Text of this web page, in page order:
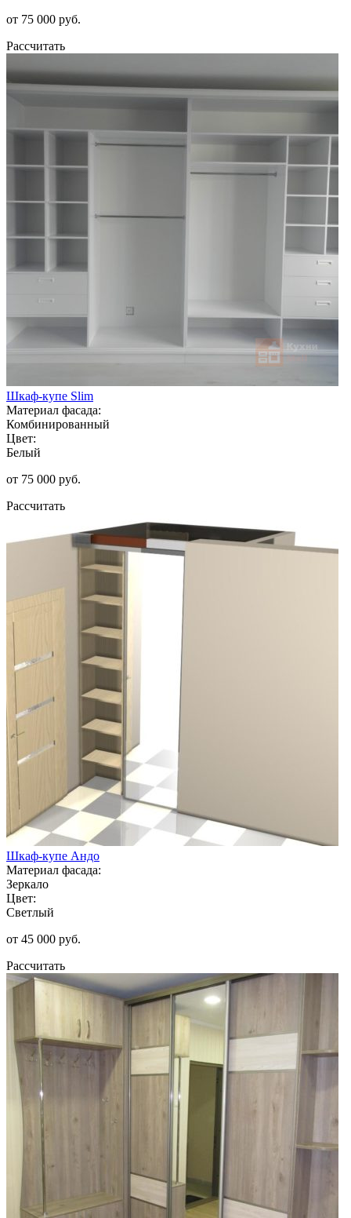
от 75 000 руб.
Рассчитать
Шкаф-купе Slim
Материал фасада:
Комбинированный
Цвет:
Белый
от 75 000 руб.
Рассчитать
Шкаф-купе Андо
Материал фасада:
Зеркало
Цвет:
Светлый
от 45 000 руб.
Рассчитать